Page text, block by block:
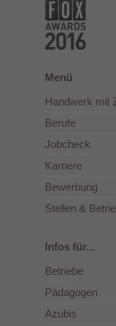
Menü
Handwerk mit
Berufe
Jobcheck
Karriere
Bewerbung
Stellen &
Infos für...
Betriebe
Pädagogen
Azubis